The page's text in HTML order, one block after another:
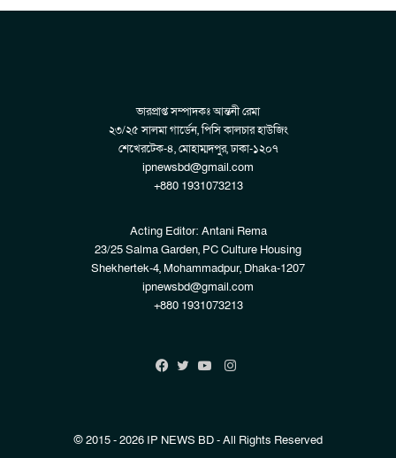
ভারপ্রাপ্ত সম্পাদকঃ আন্তনী রেমা
২৩/২৫ সালমা গার্ডেন, পিসি কালচার হাউজিং
শেখেরটেক-৪, মোহাম্মদপুর, ঢাকা-১২০৭
ipnewsbd@gmail.com
+880 1931073213
Acting Editor: Antani Rema
23/25 Salma Garden, PC Culture Housing
Shekhertek-4, Mohammadpur, Dhaka-1207
ipnewsbd@gmail.com
+880 1931073213
Instagram
© 2015 - 2026 IP NEWS BD - All Rights Reserved